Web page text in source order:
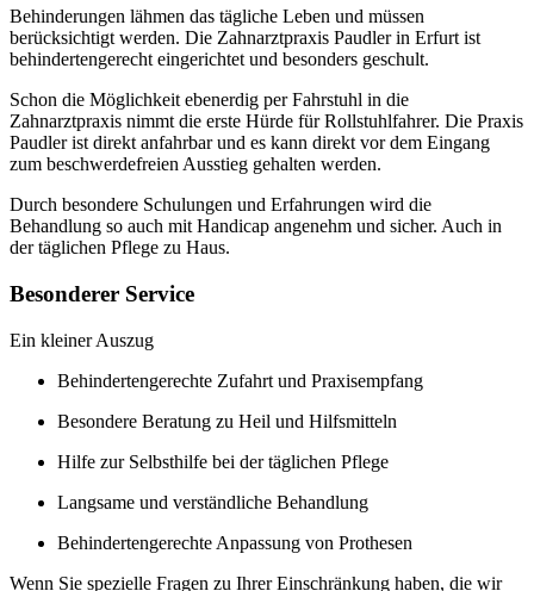
Behinderungen lähmen das tägliche Leben und müssen
berücksichtigt werden. Die Zahnarztpraxis Paudler in Erfurt ist
behindertengerecht eingerichtet und besonders geschult.
Schon die Möglichkeit ebenerdig per Fahrstuhl in die
Zahnarztpraxis nimmt die erste Hürde für Rollstuhlfahrer. Die Praxis
Paudler ist direkt anfahrbar und es kann direkt vor dem Eingang
zum beschwerdefreien Ausstieg gehalten werden.
Durch besondere Schulungen und Erfahrungen wird die
Behandlung so auch mit Handicap angenehm und sicher. Auch in
der täglichen Pflege zu Haus.
Besonderer Service
Ein kleiner Auszug
Behindertengerechte Zufahrt und Praxisempfang
Besondere Beratung zu Heil und Hilfsmitteln
Hilfe zur Selbsthilfe bei der täglichen Pflege
Langsame und verständliche Behandlung
Behindertengerechte Anpassung von Prothesen
Wenn Sie spezielle Fragen zu Ihrer Einschränkung haben, die wir